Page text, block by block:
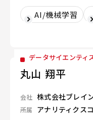
AI/機械学習
データサイエンティ
丸山 翔平
会社 株式会社ブレイ
所属
アナリティクス